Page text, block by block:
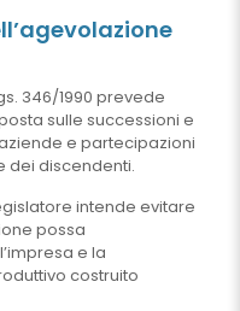
346/1990 prevede
sulle successioni e
e partecipazioni
dei discendenti.
intende evitare
possa
e la
costruito